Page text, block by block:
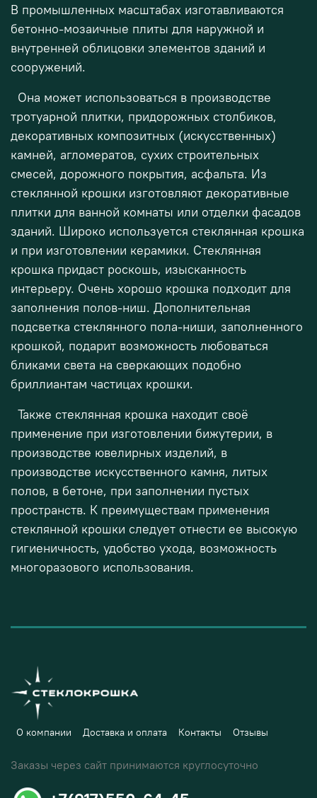
В промышленных масштабах изготавливаются
бетонно-мозаичные плиты для наружной и
внутренней облицовки элементов зданий и
сооружений.
Она может использоваться в производстве
тротуарной плитки, придорожных столбиков,
декоративных композитных (искусственных)
камней, агломератов, сухих строительных
смесей, дорожного покрытия, асфальта. Из
стеклянной крошки изготовляют декоративные
плитки для ванной комнаты или отделки фасадов
зданий. Широко используется стеклянная крошка
и при изготовлении керамики. Стеклянная
крошка придаст роскошь, изысканность
интерьеру. Очень хорошо крошка подходит для
заполнения полов-ниш. Дополнительная
подсветка стеклянного пола-ниши, заполненного
крошкой, подарит возможность любоваться
бликами света на сверкающих подобно
бриллиантам частицах крошки.
Также стеклянная крошка находит своё
применение при изготовлении бижутерии, в
производстве ювелирных изделий, в
производстве искусственного камня, литых
полов, в бетоне, при заполнении пустых
пространств. К преимуществам применения
стеклянной крошки следует отнести ее высокую
гигиеничность, удобство ухода, возможность
многоразового использования.
О компании Доставка и оплата Контакты Отзывы
Заказы через сайт принимаются круглосуточно